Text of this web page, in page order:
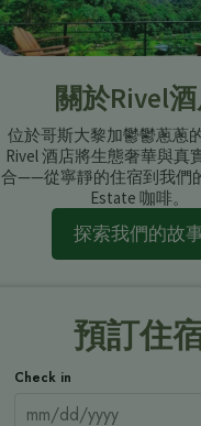
關於Rivel
位於哥斯大黎加鬱鬱蔥蔥
Rivel 酒店將生態奢華與真
合——從寧靜的住宿到我們
Estate 咖啡。
探索我們的故
預訂住
Check in